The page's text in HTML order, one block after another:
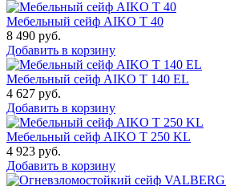
Мебельный сейф AIKO Т 40
8 490 руб.
Добавить в корзину
Мебельный сейф AIKO T 140 EL
4 627 руб.
Добавить в корзину
Мебельный сейф AIKO T 250 KL
4 923 руб.
Добавить в корзину